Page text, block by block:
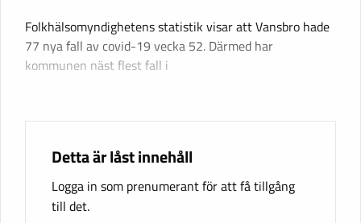
Folkhälsomyndighetens statistik visar att Vansbro hade
77 nya fall av covid-19 vecka 52. Därmed har
kommunen näst flest fall i
Detta är låst innehåll
Logga in som prenumerant för att få tillgång
till det.